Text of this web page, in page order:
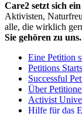
Care2 setzt sich
Aktivisten,
alle, die wirklich
Sie gehören zu
Eine Petition
Petitions
Successful
Über
Activist
Hilfe für das